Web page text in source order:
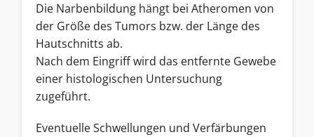
Die Narbenbildung hängt bei Atheromen von
der Größe des Tumors bzw. der Länge des
Hautschnitts ab.
Nach dem Eingriff wird das entfernte Gewebe
einer histologischen Untersuchung
zugeführt.
Eventuelle Schwellungen und Verfärbungen